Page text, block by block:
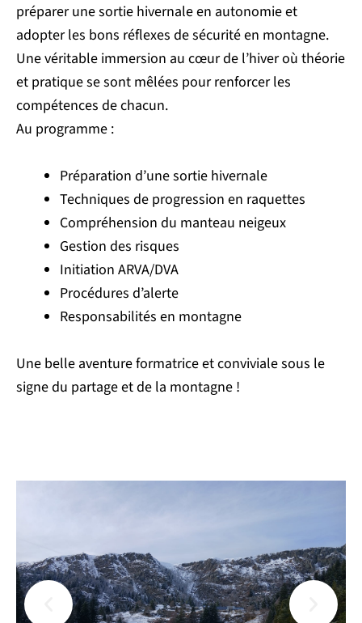
préparer une sortie hivernale en autonomie et
adopter les bons réflexes de sécurité en montagne.
Une véritable immersion au cœur de l’hiver où théorie
et pratique se sont mêlées pour renforcer les
compétences de chacun.
Au programme :
Préparation d’une sortie hivernale
Techniques de progression en raquettes
Compréhension du manteau neigeux
Gestion des risques
Initiation ARVA/DVA
Procédures d’alerte
Responsabilités en montagne
Une belle aventure formatrice et conviviale sous le
signe du partage et de la montagne !